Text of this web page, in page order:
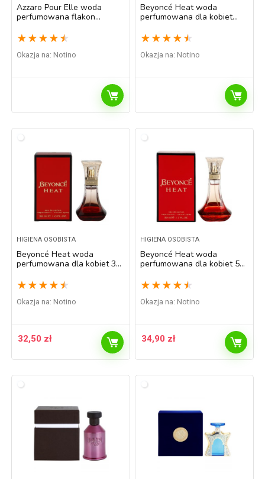
Azzaro Pour Elle woda
perfumowana flakon
★ ★ ★ ★ ★
Okazja na: Notino
Beyoncé Heat woda
perfumowana dla kobiet
★ ★ ★ ★ ★
Okazja na: Notino
HIGIENA OSOBISTA
Beyoncé Heat woda
perfumowana dla kobiet 30
★ ★ ★ ★ ★
Okazja na: Notino
32,50 zł
HIGIENA OSOBISTA
Beyoncé Heat woda
perfumowana dla kobiet 50
★ ★ ★ ★ ★
Okazja na: Notino
34,90 zł